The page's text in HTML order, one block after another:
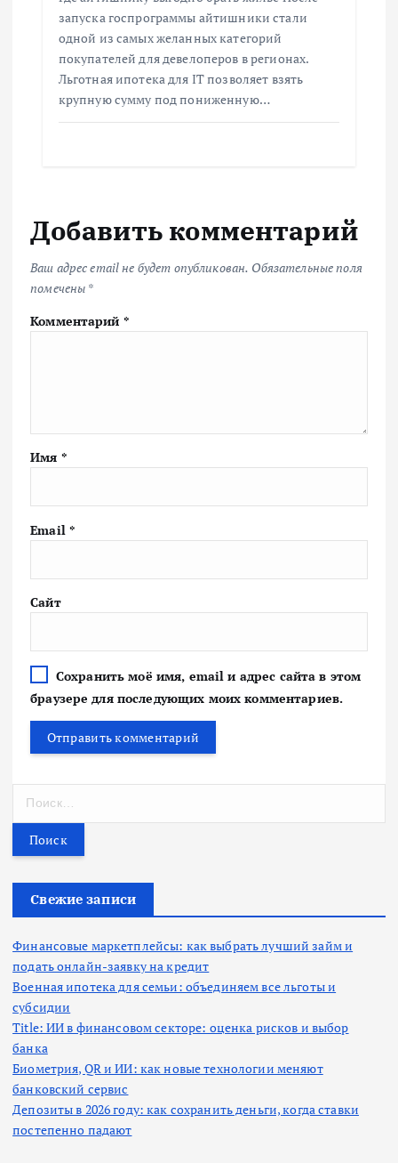
запуска госпрограммы айтишники стали
одной из самых желанных категорий
покупателей для девелоперов в регионах.
Льготная ипотека для IT позволяет взять
крупную сумму под пониженную…
Добавить комментарий
Ваш адрес email не будет опубликован. Обязательные поля
помечены *
Комментарий *
Имя *
Email *
Сайт
Сохранить моё имя, email и адрес сайта в этом
браузере для последующих моих комментариев.
т
Свежие записи
Финансовые маркетплейсы: как выбрать лучший займ и
подать онлайн-заявку на кредит
Военная ипотека для семьи: объединяем все льготы и
субсидии
Title: ИИ в финансовом секторе: оценка рисков и выбор
банка
Биометрия, QR и ИИ: как новые технологии меняют
банковский сервис
Депозиты в 2026 году: как сохранить деньги, когда ставки
постепенно падают